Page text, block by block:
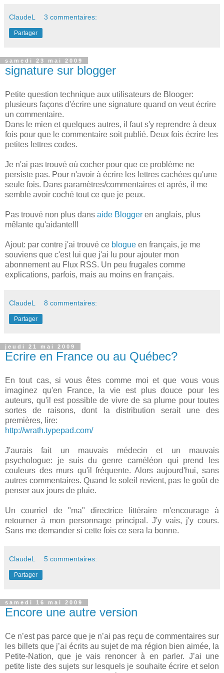
ClaudeL 3 commentaires:
Partager
samedi 23 mai 2009
signature sur blogger
Petite question technique aux utilisateurs de Blooger:
plusieurs façons d'écrire une signature quand on veut écrire
un commentaire.
Dans le mien et quelques autres, il faut s'y reprendre à deux
fois pour que le commentaire soit publié. Deux fois écrire les
petites lettres codes.
Je n'ai pas trouvé où cocher pour que ce problème ne
persiste pas. Pour n'avoir à écrire les lettres cachées qu'une
seule fois. Dans paramètres/commentaires et après, il me
semble avoir coché tout ce que je peux.
Pas trouvé non plus dans aide Blogger en anglais, plus
mêlante qu'aidante!!!
Ajout: par contre j'ai trouvé ce blogue en français, je me
souviens que c'est lui que j'ai lu pour ajouter mon
abonnement au Flux RSS. Un peu frugales comme
explications, parfois, mais au moins en français.
ClaudeL 8 commentaires:
Partager
jeudi 21 mai 2009
Ecrire en France ou au Québec?
En tout cas, si vous êtes comme moi et que vous vous
imaginez qu'en France, la vie est plus douce pour les
auteurs, qu'il est possible de vivre de sa plume pour toutes
sortes de raisons, dont la distribution serait une des
premières, lire:
http://wrath.typepad.com/
J'aurais fait un mauvais médecin et un mauvais
psychologue: je suis du genre caméléon qui prend les
couleurs des murs qu'il fréquente. Alors aujourd'hui, sans
autres commentaires. Quand le soleil revient, pas le goût de
penser aux jours de pluie.
Un courriel de "ma" directrice littéraire m'encourage à
retourner à mon personnage principal. J'y vais, j'y cours.
Sans me demander si cette fois ce sera la bonne.
ClaudeL 5 commentaires:
Partager
samedi 16 mai 2009
Encore une autre version
Ce n’est pas parce que je n’ai pas reçu de commentaires sur
les billets que j’ai écrits au sujet de ma région bien aimée, la
Petite-Nation, que je vais renoncer à en parler. J’ai une
petite liste des sujets sur lesquels je souhaite écrire et selon